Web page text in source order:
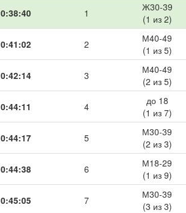
0:38:40 1
Ж30-39
(1 из 2)
0:41:02 2
М40-49
(1 из 5)
0:42:14 3
М40-49
(2 из 5)
0:44:11 4
до 18
(1 из 7)
0:44:17 5
М30-39
(2 из 3)
0:44:38 6
М18-29
(1 из 9)
0:45:05 7
М30-39
(3 из 3)